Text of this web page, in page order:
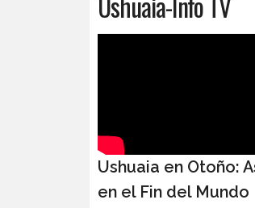
Ushuaia en Otoño:
en el Fin del Mundo